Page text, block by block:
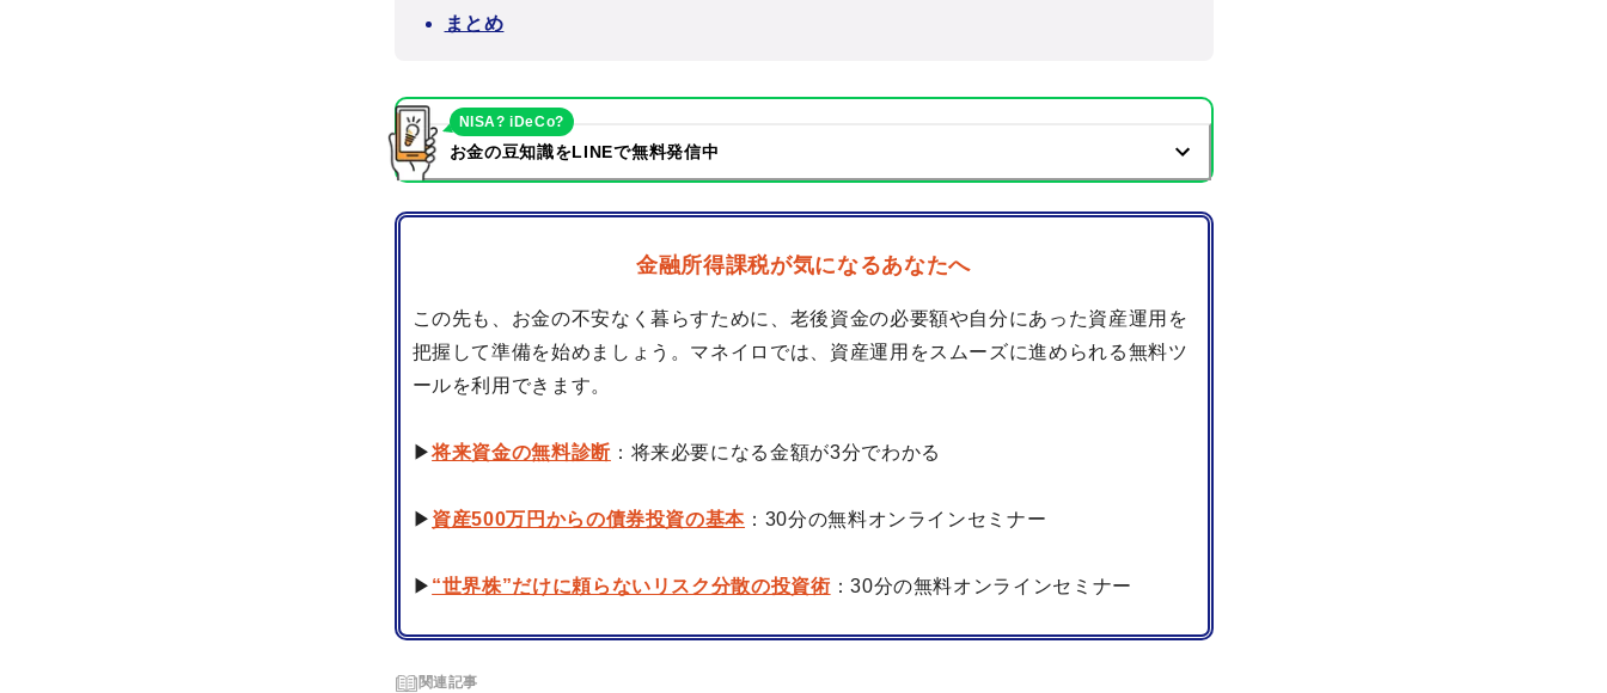
まとめ
お金の豆知識をLINEで無料発信中
NISA? iDeCo?
金融所得課税が気になるあなたへ
この先も、お金の不安なく暮らすために、老後資金の必要額や自分にあった資産運用を
把握して準備を始めましょう。マネイロでは、資産運用をスムーズに進められる無料ツ
ールを利用できます。
▶将来資金の無料診断：将来必要になる金額が3分でわかる
▶ 資産500万円からの債券投資の基本 ：30分の無料オンラインセミナー
▶ “世界株”だけに頼らないリスク分散の投資術 ：30分の無料オンラインセミナー
関連記事